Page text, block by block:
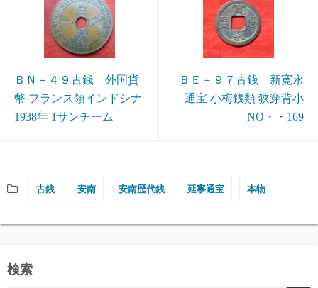
ＢＮ－４９古銭 外国貨
幣 フランス領インドシナ
1938年 1サンチーム
ＢＥ－９７古銭 新寛永
通宝 小梅銭類 狭穿背小
NO・・169
古銭 安南 安南歴代銭 延寧通宝 本物
検索